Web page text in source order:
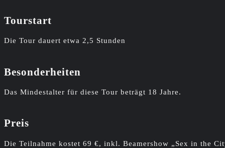
Tourstart
Die Tour dauert etwa 2,5 Stunden
Besonderheiten
Das Mindestalter für diese Tour beträgt 18 Jahre.
Preis
Die Teilnahme kostet 69 €, inkl. Beamershow „Sex in the